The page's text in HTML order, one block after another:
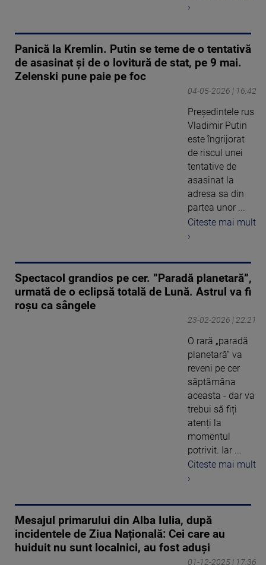
›
Panică la Kremlin. Putin se teme de o tentativă
de asasinat și de o lovitură de stat, pe 9 mai.
Zelenski pune paie pe foc
04-05-2026 | 16:42
Președintele rus
Vladimir Putin
este îngrijorat
de riscul unei
tentative de
asasinat la
adresa sa din
partea unor ...
Citeste mai mult
›
Spectacol grandios pe cer. ”Paradă planetară”,
urmată de o eclipsă totală de Lună. Astrul va fi
roșu ca sângele
23-02-2026 | 22:21
O rară „paradă
planetară” va
reveni pe cer
săptămâna
aceasta - dar va
trebui să fiți
atenți la
momentul
potrivit. Iar ...
Citeste mai mult
›
Mesajul primarului din Alba Iulia, după
incidentele de Ziua Națională: Cei care au
huiduit nu sunt localnici, au fost aduși
01-12-2025 | 17:36